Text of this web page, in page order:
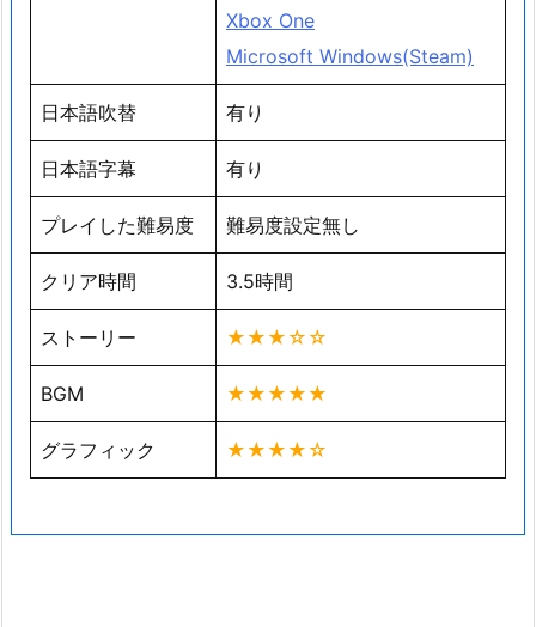
Xbox One
Microsoft Windows(Steam)
日本語吹替 有り
日本語字幕 有り
プレイした難易度 難易度設定無し
クリア時間 3.5時間
ストーリー ★★★☆☆
BGM ★★★★★
グラフィック ★★★★☆